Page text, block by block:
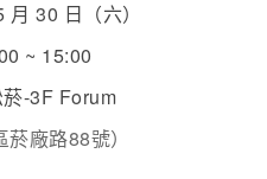
30 日（六）
~ 15:00
-3F Forum
菸廠路88號）